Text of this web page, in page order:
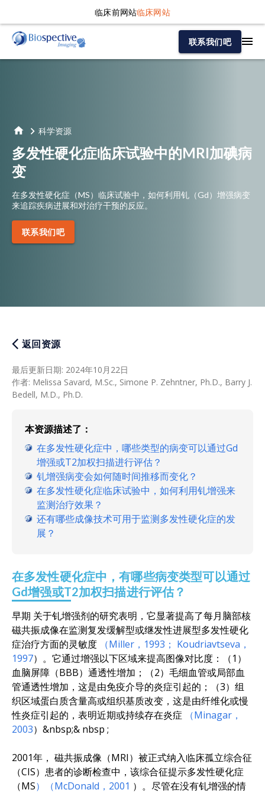
临床前网站临床网站
联系我们吧
科学资源
多发性硬化症临床试验中的MRI加碘病
变
在多发性硬化症（MS）临床试验中，如何利用钆（Gd）增强病变
来追踪疾病进展和对治疗干预的反应。
联系我们吧
返回资源
最后更新日期: 2024年10月22日
作者: Melissa Savard, M.Sc., Simone P. Zehntner, Ph.D., Barry J.
Bedell, M.D., Ph.D.
本资源描述了：
在多发性硬化症中，哪些类型的病变可以通过Gd
增强或T2加权扫描进行评估？
钆增强病变会如何随时间推移而变化？
在多发性硬化症临床试验中，如何利用钆增强来
监测治疗效果？
还有哪些成像技术可用于监测多发性硬化症的发
展？
在多发性硬化症中，有哪些病变类型可以通过
Gd增强或T2加权扫描进行评估？
早期 关于钆增强剂的研究表明，它显著提高了每月脑部核
磁共振成像在监测复发缓解型或继发性进展型多发性硬化
症治疗方面的灵敏度
（Miller，1993； Koudriavtseva，
1997）​ 。 它通过增强以下区域来提高图像对比度：（1）
血脑屏障（BBB）通透性增加；（2）毛细血管或局部血
管通透性增加，这是由免疫介导的炎症引起的；（3）组
织区域蛋白质含量高或组织基质改变，这是由纤维化或慢
性炎症引起的，表明近期或持续存在炎症
（Minagar，
2003） &nbsp;& nbsp ;
2001年， 磁共振成像（MRI）被正式纳入临床孤立综合征
（CIS）患者的诊断检查中，该综合征提示多发性硬化症
（MS）（McDonald，2001 ）。 尽管在没有钆增强的情